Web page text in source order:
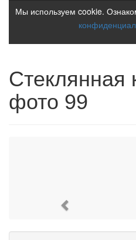
Мы используем cookie.
фото 99